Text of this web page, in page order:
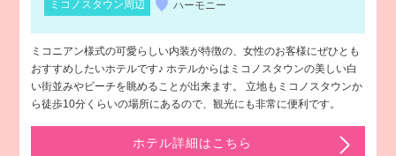
ミコノスタウン周辺 ハーモニー
ミコニアン様式の可愛らしい内装が特徴の、女性のお客様にぜひとも
おすすめしたいホテルです♪ ホテルからはミコノスタウンの美しい白
い街並みやビーチを眺めることが出来ます。 立地もミコノスタウンか
ら徒歩10分くらいの場所にあるので、観光にも非常に便利です。
ホテル詳細はこちら